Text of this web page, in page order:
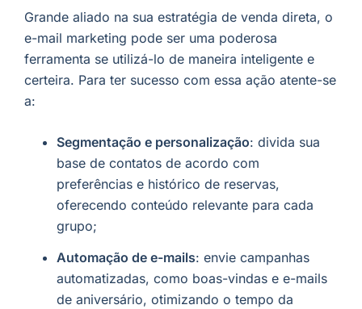
Grande aliado na sua estratégia de venda direta, o
e-mail marketing pode ser uma poderosa
ferramenta se utilizá-lo de maneira inteligente e
certeira. Para ter sucesso com essa ação atente-se
a:
Segmentação e personalização: divida sua
base de contatos de acordo com
preferências e histórico de reservas,
oferecendo conteúdo relevante para cada
grupo;
Automação de e-mails: envie campanhas
automatizadas, como boas-vindas e e-mails
de aniversário, otimizando o tempo da